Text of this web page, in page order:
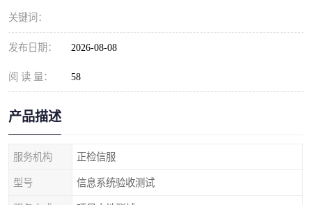
关键词：
发布日期： 2026-08-08
阅 读 量： 58
产品描述
服务机构 正检信服
型号 信息系统验收测试